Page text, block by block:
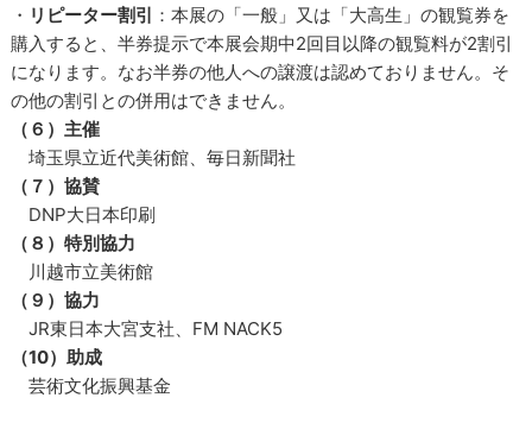
・ リピーター割引
：本展の「一般」又は「大高生」の観覧券を
購入すると、半券提示で本展会期中2回目以降の観覧料が2割引
になります。なお半券の他人への譲渡は認めておりません。そ
の他の割引との併用はできません。
（６）主催
埼玉県立近代美術館、毎日新聞社
（７）協賛
DNP大日本印刷
（８）特別協力
川越市立美術館
（９）協力
JR東日本大宮支社、FM NACK5
（10）助成
芸術文化振興基金